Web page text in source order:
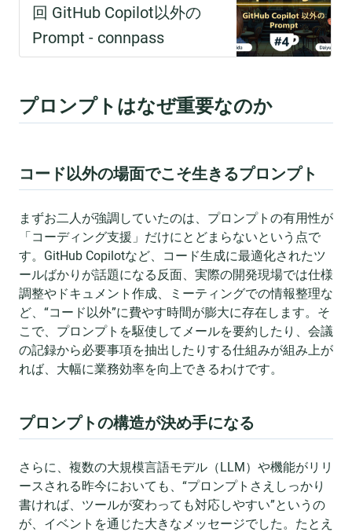
プロンプトはなぜ重要なのか
コード以外の場面でこそ生きるプロンプト
まずお二人が強調していたのは、プロンプトの有用性が
「コーディング支援」だけにとどまらないという点で
す。GitHub Copilotなど、コード生成に最適化されたツ
ールばかりが話題になる反面、実際の開発現場では仕様
調整やドキュメント作成、ミーティングでの情報整理な
ど、“コード以外”に費やす時間が膨大に存在します。そ
こで、プロンプトを駆使してメールを要約したり、会議
の記録から必要事項を抽出したりする仕組みが組み上が
れば、大幅に業務効率を向上できるわけです。
プロンプトの構造が決め手になる
さらに、複数の大規模言語モデル（LLM）や機能がリリ
ースされる昨今においても、“プロンプトさえしっかり
書ければ、ツールが変わっても対応しやすい”というの
が、イベントを通じた大きなメッセージでした。たとえ